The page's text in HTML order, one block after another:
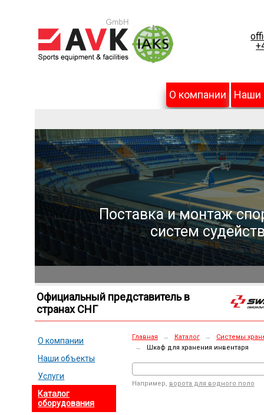
О компании Наши
Поставка и монтаж
систем
Официальный представитель в
странах СНГ
О компании
Наши объекты
Услуги
Каталог
оборудования
Главная → Каталог →
Системы
→
Шкаф для хранения инвентаря
Например, ворота для водного поло